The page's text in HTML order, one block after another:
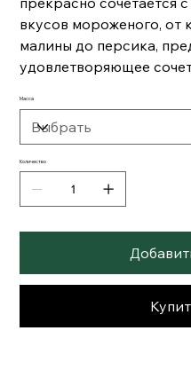
вкусов мороженого, от
малины до персика,
удовлетворяющее
Масса
Количество